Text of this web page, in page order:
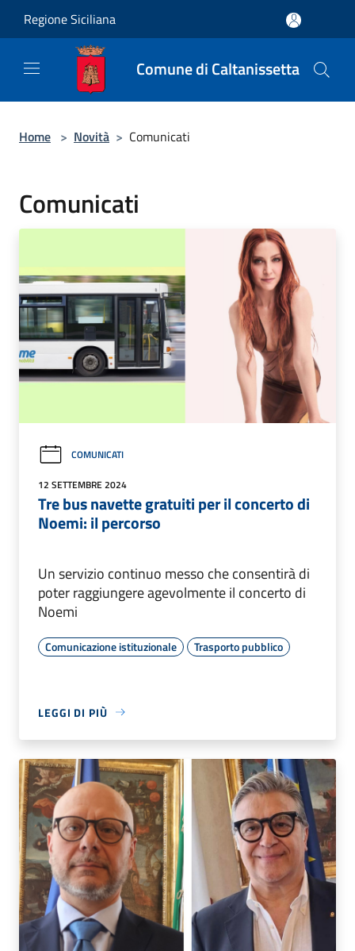
Regione Siciliana
Comune di Caltanissetta
Home > Novità > Comunicati
Comunicati
COMUNICATI
12 SETTEMBRE 2024
Tre bus navette gratuiti per il concerto di
Noemi: il percorso
Un servizio continuo messo che consentirà di
poter raggiungere agevolmente il concerto di
Noemi
Comunicazione istituzionale Trasporto pubblico
LEGGI DI PIÙ